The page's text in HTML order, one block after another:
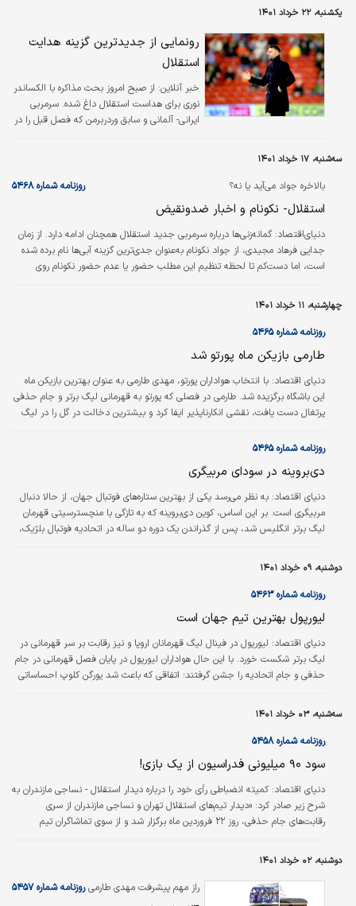
غیرت قزاقستان، آخرین تیم بردیف پیش از تراکتور بود که همراه با سرمربی جدید
پُرشورهای تبریزی، سال ۲۰۲۱ قهرمان جام حذفی قزاقستان شد.
یکشنبه، ۲۲ خرداد ۱۴۰۱
رونمایی از جدیدترین گزینه هدایت
استقلال
خبر آنلاین: از صبح امروز بحث مذاکره با الکساندر
نوری برای هداست استقلال داغ شده. سرمربی
ایرانی- آلمانی و سابق وردربرمن که فصل قبل را در
سه‌شنبه، ۱۷ خرداد ۱۴۰۱
بالاخره جواد می‌آید یا نه؟ روزنامه شماره ۵۴۶۸
استقلال- نکونام و اخبار ضدونقیض
دنیای‌اقتصاد:گمانه‏‌زنی‏‌ها درباره سرمربی جدید استقلال همچنان ادامه دارد. از زمان
جدایی فرهاد مجیدی، از جواد نکونام به‌عنوان جدی‏‌ترین گزینه آبی‏‌ها نام برده شده
است، اما دست‏‌کم تا لحظه تنظیم این مطلب حضور یا عدم حضور نکونام روی
منتشر شد؛ یک خبرگزاری رسمی اعلام کرد حضور نکونام در استقلال منتفی است و
یک خبرگزاری دیگر مدعی شد او تا پایان هفته قراردادش را با آبی‏‌پوشان امضا خواهد
کرد. نکونام کاپیتان پاس تهران در لیگ سوم بود؛ همان تیمی که با…
چهارشنبه، ۱۱ خرداد ۱۴۰۱
روزنامه شماره ۵۴۶۵
طارمی بازیکن ماه پورتو شد
دنياي اقتصاد: با انتخاب هواداران پورتو، مهدی طارمی به عنوان بهترین بازیکن ماه
این باشگاه برگزیده شد. طارمی در فصلی که پورتو به قهرمانی لیگ برتر و جام حذفی
پرتغال دست یافت، نقشی انکارناپذیر ایفا کرد و بیشترین دخالت در گل را در لیگ
ثمر رساند. او ستاره اصلی کونسیسائو در فینال جام حذفی بود و توانست عملکردی
اردوی تیم ملی حضور دارد.
روزنامه شماره ۵۴۶۵
دی‌‌بروینه در سودای مربیگری
دنياي اقتصاد: به نظر می‌‌رسد یکی از بهترین ستاره‌‌های فوتبال جهان، از حالا دنبال
مربیگری است. بر این اساس، کوین دی‌‌بروینه که به تازگی با منچسترسیتی قهرمان
لیگ برتر انگلیس شد، پس از گذراندن یک دوره دو ساله در اتحادیه فوتبال بلژیک،
یکی از ارکان اصلی موفقیت‌‌های منچسترسیتی در سال‌‌های اخیر بوده و به این تیم
انگلیسی برای کسب ۱۱ جام مختلف از جمله چهار قهرمانی در لیگ…
دوشنبه، ۰۹ خرداد ۱۴۰۱
روزنامه شماره ۵۴۶۳
لیورپول بهترین تیم جهان است
دنياي اقتصاد: لیورپول در فینال لیگ قهرمانان اروپا و نیز رقابت بر سر قهرمانی در
لیگ برتر شکست خورد. با این حال هواداران لیورپول در پایان فصل قهرمانی در جام
حذفی و جام اتحادیه را جشن گرفتند؛ اتفاقی که باعث شد یورگن کلوپ احساساتی
باشگاه دیگری وجود ندارد که شب قبل فینال لیگ قهرمانان اروپا را باخته باشد و
هوادارانش این جو فوق‌العاده را بلافاصله رقم بزنند. لیورپول بهترین باشگاه در جهان
است. برای من مهم نیست که دیگران چه فکر می‌کنند. این حمایت…
سه‌شنبه، ۰۳ خرداد ۱۴۰۱
روزنامه شماره ۵۴۵۸
سود ۹۰ میلیونی فدراسیون از یک بازی!
دنياي اقتصاد: کمیته انضباطی رأی خود را درباره دیدار استقلال - نساجی مازندران به
شرح زیر صادر کرد: «دیدار تیم‌های استقلال تهران و نساجی مازندران از سری
رقابت‌های جام حذفی، روز ۲۲ فروردین ماه برگزار شد و از سوی تماشاگران تیم
جریمه نقدی محکوم شد. باشگاه استقلال تهران به دلیل سوء رفتار تیمی نیز باید
۳۰۰ میلیون ریال جریمه نقدی پرداخت کند. همچنین باشگاه نساجی مازندران…
دوشنبه، ۰۲ خرداد ۱۴۰۱
راز مهم پیشرفت مهدی طارمی روزنامه شماره ۵۴۵۷